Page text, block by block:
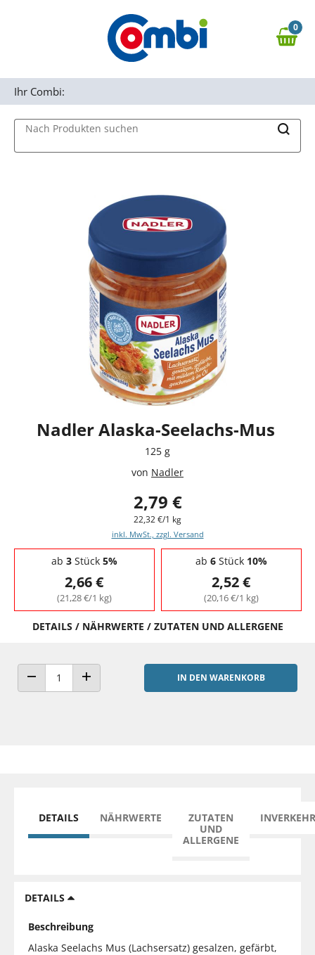
Zur Navigation springen
0,00 €
0
Nach Produkten suchen
Ihr Combi:
Nadler Alaska-Seelachs-Mus
125 g
von Nadler
2,79 €
22,32 €/1 kg
inkl. MwSt., zzgl. Versand
Staffelpreise - Mengenrabatt
ab 3Stück 5%
2,66 €
(21,28 €/1 kg)
ab 6Stück 10%
2,52 €
(20,16 €/1 kg)
DETAILS / NÄHRWERTE / ZUTATEN UND ALLERGENE
ANZAHL VERRINGERNANZAHL ERHÖHEN
IN DEN WARENKORB
DETAILS NÄHRWERTE
ZUTATEN
UND
ALLERGENE
DETAILS
Beschreibung
Alaska Seelachs Mus (Lachsersatz) gesalzen, gefärbt,